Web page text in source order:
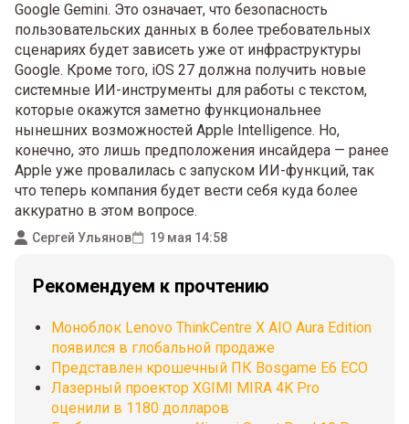
Google Gemini. Это означает, что безопасность
пользовательских данных в более требовательных
сценариях будет зависеть уже от инфраструктуры
Google. Кроме того, iOS 27 должна получить новые
системные ИИ-инструменты для работы с текстом,
которые окажутся заметно функциональнее
нынешних возможностей Apple Intelligence. Но,
конечно, это лишь предположения инсайдера — ранее
Apple уже провалилась с запуском ИИ-функций, так
что теперь компания будет вести себя куда более
аккуратно в этом вопросе.
Сергей Ульянов 19 мая 14:58
Рекомендуем к прочтению
Моноблок Lenovo ThinkCentre X AIO Aura Edition
появился в глобальной продаже
Представлен крошечный ПК Bosgame E6 ECO
Лазерный проектор XGIMI MIRA 4K Pro
оценили в 1180 долларов